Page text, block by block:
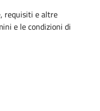
requisiti e altre
e le condizioni di